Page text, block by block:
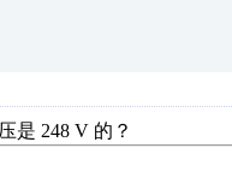
是 248 V 的？